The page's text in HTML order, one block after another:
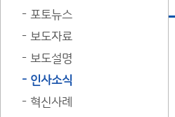
포토뉴스
보도자료
보도설명
인사소식
혁신사례